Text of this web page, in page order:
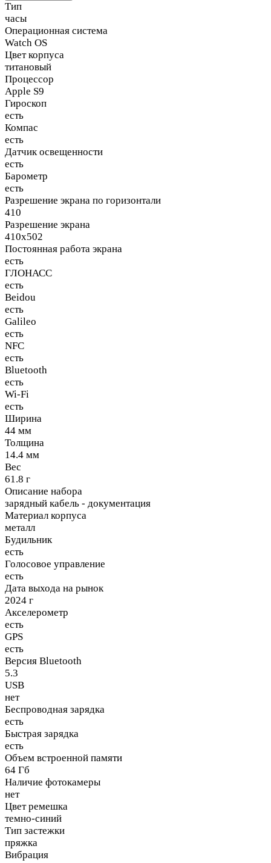
Тип
часы
Операционная система
Watch OS
Цвет корпуса
титановый
Процессор
Apple S9
Гироскоп
есть
Компас
есть
Датчик освещенности
есть
Барометр
есть
Разрешение экрана по горизонтали
410
Разрешение экрана
410x502
Постоянная работа экрана
есть
ГЛОНАСС
есть
Beidou
есть
Galileo
есть
NFC
есть
Bluetooth
есть
Wi-Fi
есть
Ширина
44 мм
Толщина
14.4 мм
Вес
61.8 г
Описание набора
зарядный кабель - документация
Материал корпуса
металл
Будильник
есть
Голосовое управление
есть
Дата выхода на рынок
2024 г
Акселерометр
есть
GPS
есть
Версия Bluetooth
5.3
USB
нет
Беспроводная зарядка
есть
Быстрая зарядка
есть
Объем встроенной памяти
64 Гб
Наличие фотокамеры
нет
Цвет ремешка
темно-синий
Тип застежки
пряжка
Вибрация